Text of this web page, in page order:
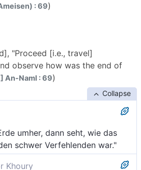
: 69)
"Proceed [i.e., travel]
observe how was the end of
An-Naml : 69)
Collapse
umher, dann seht, wie das
schwer Verfehlenden war."
Khoury